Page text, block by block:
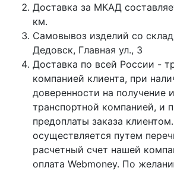
Доставка за МКАД
км.
Самовывоз изделий со
Дедовск, Главная ул., 3
Доставка по всей России -
компанией клиента, при
доверенности на получение
транспортной компанией, и
предоплаты заказа
осуществляется путем
расчетный счет нашей
оплата Webmoney. По